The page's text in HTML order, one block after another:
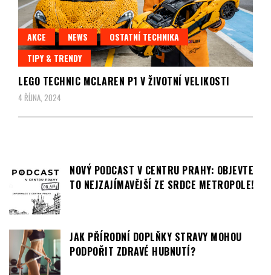
AKCE NEWS
OSTATNÍ TECHNIKA
TIPY & TRENDY
LEGO TECHNIC MCLAREN P1 V ŽIVOTNÍ VELIKOSTI
4 ŘÍJNA, 2024
NOVÝ PODCAST V CENTRU PRAHY: OBJEVTE
TO NEJZAJÍMAVĚJŠÍ ZE SRDCE METROPOLE!
JAK PŘÍRODNÍ DOPLŇKY STRAVY MOHOU
PODPOŘIT ZDRAVÉ HUBNUTÍ?